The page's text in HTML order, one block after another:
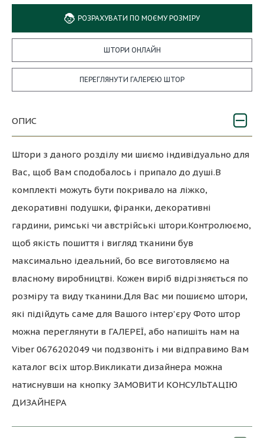
РОЗРАХУВАТИ ПО МОЄМУ РОЗМІРУ
ШТОРИ ОНЛАЙН
ПЕРЕГЛЯНУТИ ГАЛЕРЕЮ ШТОР
ОПИС
Штори з даного розділу ми шиємо індивідуально для
Вас, щоб Вам сподобалось і припало до душі.В
комплекті можуть бути покривало на ліжко,
декоративні подушки, фіранки, декоративні
гардини, римські чи австрійські штори.Контролюємо,
щоб якість пошиття і вигляд тканини був
максимально ідеальний, бо все виготовляємо на
власному виробництві. Кожен виріб відрізняється по
розміру та виду тканини.Для Вас ми пошиємо штори,
які підійдуть саме для Вашого інтер'єру Фото штор
можна переглянути в ГАЛЕРЕЇ, або напишіть нам на
Viber 0676202049 чи подзвоніть і ми відправимо Вам
каталог всіх штор.Викликати дизайнера можна
натиснувши на кнопку ЗАМОВИТИ КОНСУЛЬТАЦІЮ
ДИЗАЙНЕРА